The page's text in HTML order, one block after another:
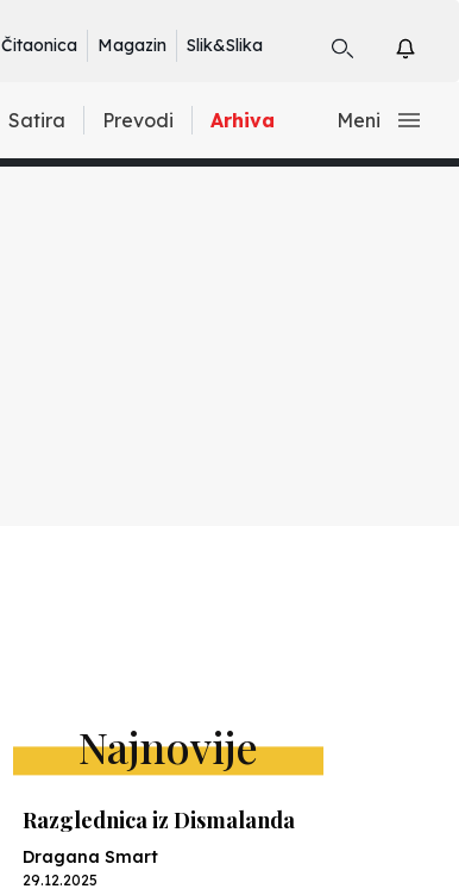
Čitaonica Magazin Slik&Slika
Satira Prevodi Arhiva Meni
29.12.2025
Stvaralački otpor
Mervan Miraščija
28.10.2025